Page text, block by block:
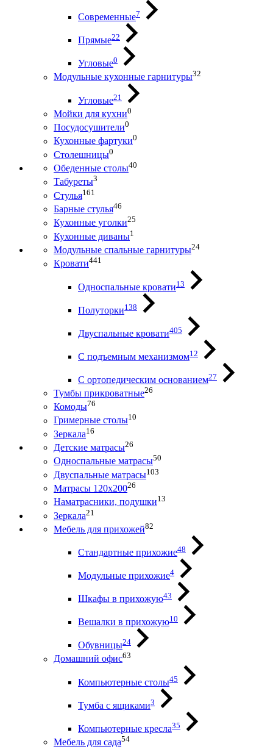
Современные7
Прямые22
Угловые0
Модульные кухонные гарнитуры32
Угловые21
Мойки для кухни0
Посудосушители0
Кухонные фартуки0
Столешницы0
Обеденные столы40
Табуреты3
Стулья161
Барные стулья46
Кухонные уголки25
Кухонные диваны1
Модульные спальные гарнитуры24
Кровати441
Односпальные кровати13
Полуторки138
Двуспальные кровати405
С подъемным механизмом12
С ортопедическим основанием27
Тумбы прикроватные26
Комоды76
Гримерные столы10
Зеркала16
Детские матрасы26
Односпальные матрасы50
Двуспальные матрасы103
Матрасы 120х20026
Наматрасники, подушки13
Зеркала21
Мебель для прихожей82
Стандартные прихожие48
Модульные прихожие4
Шкафы в прихожую43
Вешалки в прихожую10
Обувницы24
Домашний офис63
Компьютерные столы45
Тумба с ящиками3
Компьютерные кресла35
Мебель для сада54